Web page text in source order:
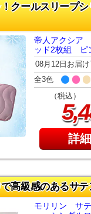
クールスリープ
帝人アクシア
ッド2枚組 ピ
08月12日お届
全3色
（税込）
5,
詳
高級感のあるサ
モリリン サ